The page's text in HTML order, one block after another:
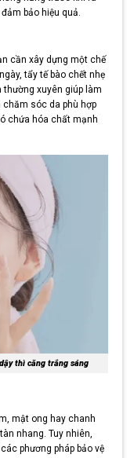
bảo hiệu quả.
cần xây dựng một chế
tẩy tế bào chết nhẹ
xuyên giúp làm
chăm sóc da phù hợp
chứa hóa chất mạnh
thì căng trắng sáng
mật ong hay chanh
nhang. Tuy nhiên,
phương pháp bảo vệ